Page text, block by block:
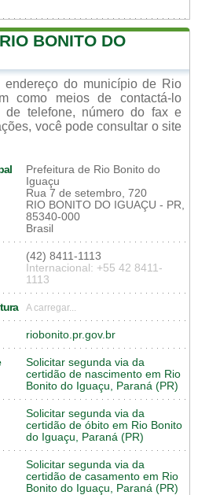
BONITO DO
do município de Rio
como meios de contactá-lo
de telefone, número do fax e
você pode consultar o site
Prefeitura de Rio Bonito do
Iguaçu
Rua 7 de setembro, 720
RIO BONITO DO IGUAÇU - PR,
85340-000
Brasil
(42) 8411-1113
Internacional: +55 42 8411-
1113
A carregar...
riobonito.pr.gov.br
Solicitar segunda via da
certidão de nascimento em Rio
Bonito do Iguaçu, Paraná (PR)
Solicitar segunda via da
certidão de óbito em Rio Bonito
do Iguaçu, Paraná (PR)
Solicitar segunda via da
certidão de casamento em Rio
Bonito do Iguaçu, Paraná (PR)